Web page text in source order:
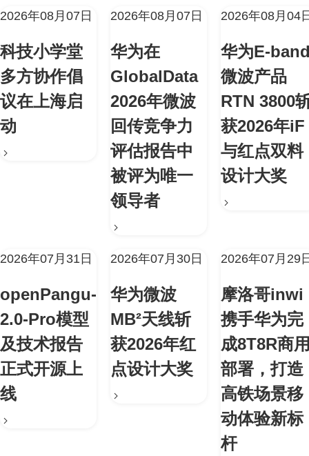
2026年08月07日
科技小学堂
多方协作倡
议在上海启
动
2026年08月07日
华为在
GlobalData
2026年微波
回传竞争力
评估报告中
被评为唯一
领导者
2026年08月04
华为E-
微波产品
RTN 3800
获2026年iF
与红点双料
设计大奖
2026年07月31日
openPangu-
2.0-Pro模型
及技术报告
正式开源上
线
2026年07月30日
华为微波
MB²天线斩
获2026年红
点设计大奖
2026年07月29
摩洛哥inwi
携手华为完
成8T8R商
部署，打造
高铁场景移
动体验新标
杆